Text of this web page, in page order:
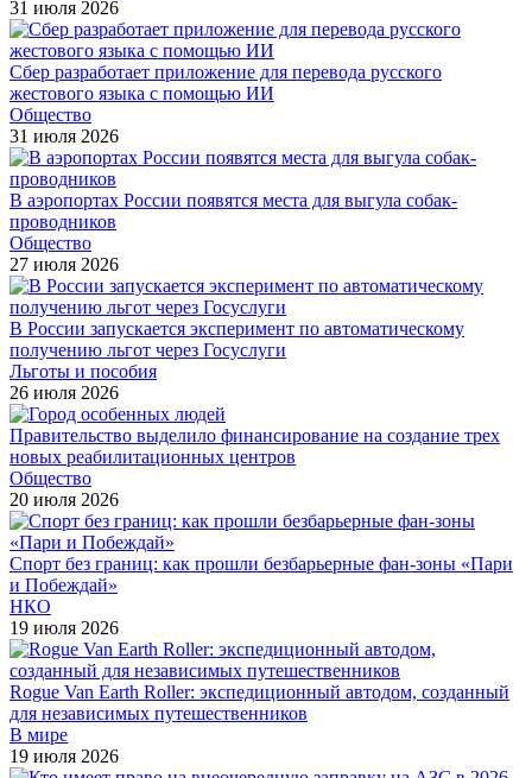
31 июля 2026
Сбер разработает приложение для перевода русского
жестового языка с помощью ИИ
Общество
31 июля 2026
В аэропортах России появятся места для выгула собак-
проводников
Общество
27 июля 2026
В России запускается эксперимент по автоматическому
получению льгот через Госуслуги
Льготы и пособия
26 июля 2026
Правительство выделило финансирование на создание трех
новых реабилитационных центров
Общество
20 июля 2026
Спорт без границ: как прошли безбарьерные фан-зоны «Пари
и Побеждай»
НКО
19 июля 2026
Rogue Van Earth Roller: экспедиционный автодом, созданный
для независимых путешественников
В мире
19 июля 2026